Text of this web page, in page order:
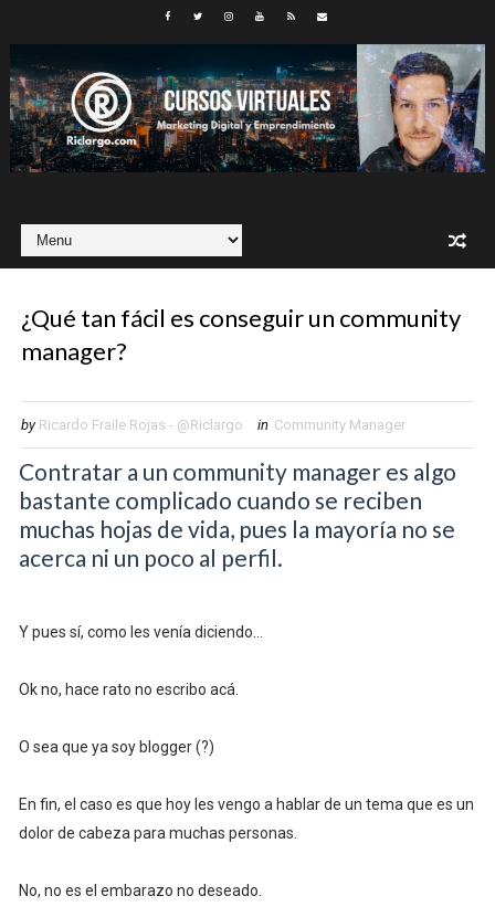
¿Qué tan fácil es conseguir un community
manager?
by Ricardo Fraile Rojas - @Riclargo in Community Manager
Contratar a un community manager es algo
bastante complicado cuando se reciben
muchas hojas de vida, pues la mayoría no se
acerca ni un poco al perfil.
Y pues sí, como les venía diciendo...
Ok no, hace rato no escribo acá.
O sea que ya soy blogger (?)
En fin, el caso es que hoy les vengo a hablar de un tema que es un
dolor de cabeza para muchas personas.
No, no es el embarazo no deseado.